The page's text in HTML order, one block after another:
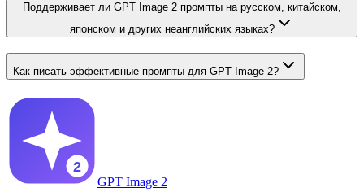
Поддерживает ли GPT Image 2 промпты на русском, китайском,
японском и других неанглийских языках?
Как писать эффективные промпты для GPT Image 2?
GPT Image 2